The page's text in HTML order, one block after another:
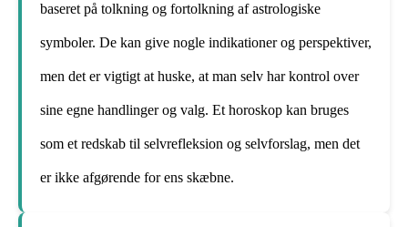
baseret på tolkning og fortolkning af astrologiske
symboler. De kan give nogle indikationer og perspektiver,
men det er vigtigt at huske, at man selv har kontrol over
sine egne handlinger og valg. Et horoskop kan bruges
som et redskab til selvrefleksion og selvforslag, men det
er ikke afgørende for ens skæbne.